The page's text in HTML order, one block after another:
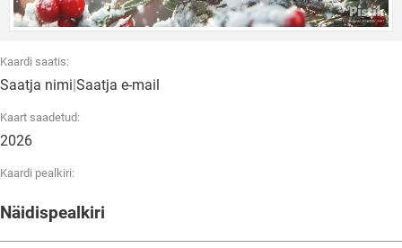
Kaardi saatis:
Saatja nimi|Saatja e-mail
Kaart saadetud:
2026
Kaardi pealkiri:
Näidispealkiri